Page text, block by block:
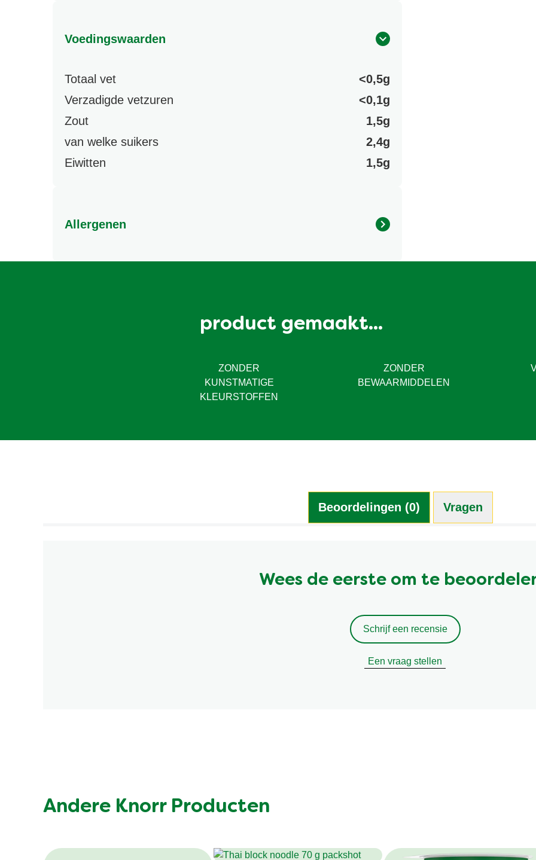
Voedingswaarden
Totaal vet
<0,5g
Verzadigde vetzuren
<0,1g
Zout
1,5g
van welke suikers
2,4g
Eiwitten
1,5g
Allergenen
product gemaakt...
ZONDER
KUNSTMATIGE
KLEURSTOFFEN
ZONDER
BEWAARMIDDELEN
Beoordelingen (0) Vragen (0)
Wees de eerste om te
Schrijf een recensie
Een vraag stellen
Andere Knorr Producten